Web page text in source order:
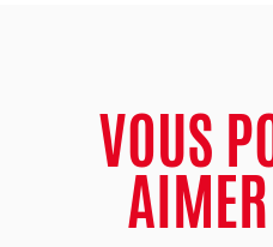
VOUS